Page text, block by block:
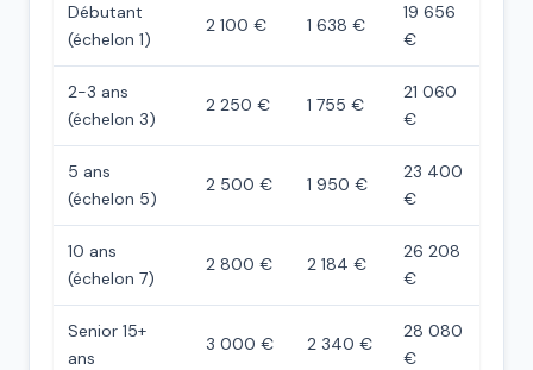
Débutant
(échelon 1)
2 100 € 1 638 €
19 656
€
2-3 ans
(échelon 3)
2 250 € 1 755 €
21 060
€
5 ans
(échelon 5)
2 500 € 1 950 €
23 400
€
10 ans
(échelon 7)
2 800 € 2 184 €
26 208
€
Senior 15+
ans
3 000 € 2 340 €
28 080
€